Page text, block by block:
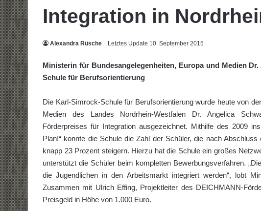
Integration in
Alexandra Rüsche Letztes Update 10. September 2015
Ministerin für Bundesangelegenheiten, Europa und Medien
Schule für Berufsorientierung
Die Karl-Simrock-Schule für Berufsorientierung wurde heute von
Medien des Landes Nordrhein-Westfalen Dr. Angelica
Förderpreises für Integration ausgezeichnet. Mithilfe des 2009
Plan!“ konnte die Schule die Zahl der Schüler, die nach
knapp 23 Prozent steigern. Hierzu hat die Schule ein großes
unterstützt die Schüler beim kompletten Bewerbungsverfahren.
die Jugendlichen in den Arbeitsmarkt integriert werden“, lobt
Zusammen mit Ulrich Effing, Projektleiter des DEICHMANN-
Preisgeld in Höhe von 1.000 Euro.